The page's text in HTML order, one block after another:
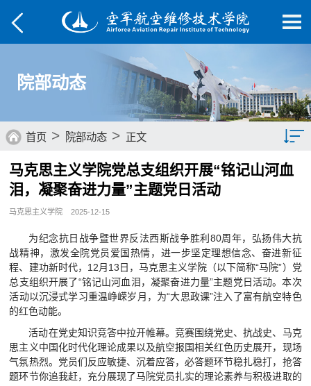
院部动态
首页 > 院部动态 > 正文
综合要闻
媒体航院
菁菁校园
学子风采
教育家精神万里行
马克思主义学院党总支组织开展“铭记山河血
泪，凝聚奋进力量”主题党日活动
马克思主义学院 2025-12-15
为纪念抗日战争暨世界反法西斯战争胜利80周年，弘扬伟大抗
战精神，激发全院党员爱国热情，进一步坚定理想信念、奋进新征
程、建功新时代，12月13日，马克思主义学院（以下简称“马院”）党
总支组织开展了“铭记山河血泪，凝聚奋进力量”主题党日活动。本次
活动以沉浸式学习重温峥嵘岁月，为“大思政课”注入了富有航空特色
的红色动能。
活动在党史知识竞答中拉开帷幕。竞赛围绕党史、抗战史、马克
思主义中国化时代化理论成果以及航空报国相关红色历史展开，现场
气氛热烈。党员们反应敏捷、沉着应答，必答题环节稳扎稳打，抢答
题环节你追我赶，充分展现了马院党员扎实的理论素养与积极进取的